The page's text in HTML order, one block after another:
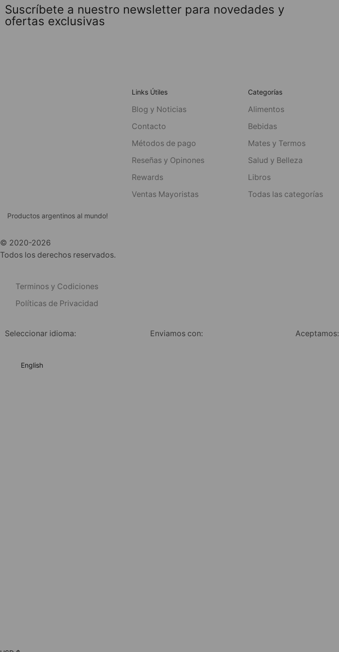
Suscríbete a nuestro newsletter para novedades y
ofertas exclusivas
Productos argentinos al mundo!
© 2020-2026
Todos los derechos reservados.
Terminos y Codiciones
Políticas de Privacidad
Links Útiles
Blog y Noticias
Contacto
Métodos de pago
Reseñas y Opinones
Rewards
Ventas Mayoristas
Categorías
Alimentos
Bebidas
Mates y Termos
Salud y Belleza
Libros
Todas las categorías
Seleccionar idioma:
English
Enviamos con: Aceptamos: